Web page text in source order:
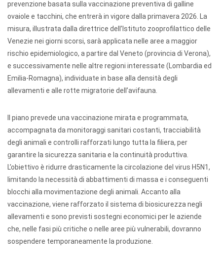
prevenzione basata sulla vaccinazione preventiva di galline
ovaiole e tacchini, che entrerà in vigore dalla primavera 2026. La
misura, illustrata dalla direttrice dell’Istituto zooprofilattico delle
Venezie nei giorni scorsi, sarà applicata nelle aree a maggior
rischio epidemiologico, a partire dal Veneto (provincia di Verona),
e successivamente nelle altre regioni interessate (Lombardia ed
Emilia-Romagna), individuate in base alla densità degli
allevamenti e alle rotte migratorie dell’avifauna.
Il piano prevede una vaccinazione mirata e programmata,
accompagnata da monitoraggi sanitari costanti, tracciabilità
degli animali e controlli rafforzati lungo tutta la filiera, per
garantire la sicurezza sanitaria e la continuità produttiva.
L’obiettivo è ridurre drasticamente la circolazione del virus H5N1,
limitando la necessità di abbattimenti di massa e i conseguenti
blocchi alla movimentazione degli animali. Accanto alla
vaccinazione, viene rafforzato il sistema di biosicurezza negli
allevamenti e sono previsti sostegni economici per le aziende
che, nelle fasi più critiche o nelle aree più vulnerabili, dovranno
sospendere temporaneamente la produzione.